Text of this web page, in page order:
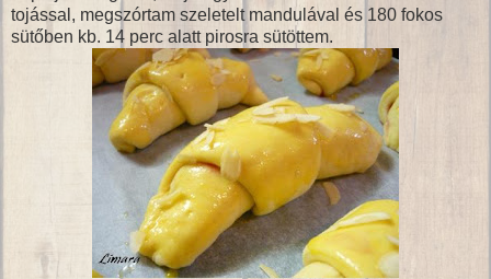
tojással, megszórtam szeletelt mandulával és 180 fokos
sütőben kb. 14 perc alatt pirosra sütöttem.